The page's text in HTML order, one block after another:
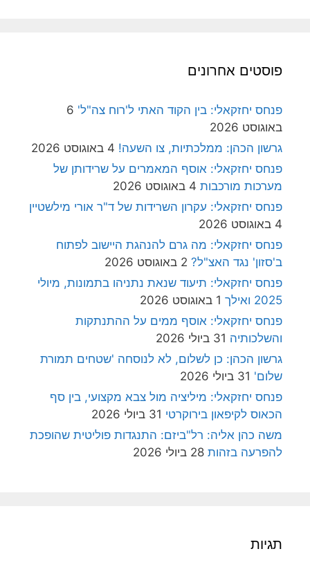
פוסטים אחרונים
פנחס יחזקאלי: בין הקוד האתי ל'רוח צה"ל' 6
באוגוסט 2026
גרשון הכהן: ממלכתיות, צו השעה! 4 באוגוסט 2026
פנחס יחזקאלי: אוסף המאמרים על שרידותן של
מערכות מורכבות 4 באוגוסט 2026
פנחס יחזקאלי: עקרון השרידות של ד"ר אורי מילשטיין
4 באוגוסט 2026
פנחס יחזקאלי: מה גרם להנהגת היישוב לפתוח
ב'סזון' נגד האצ"ל? 2 באוגוסט 2026
פנחס יחזקאלי: תיעוד שנאת נתניהו בתמונות, מיולי
2025 ואילך
1 באוגוסט 2026
פנחס יחזקאלי: אוסף ממים על ההתנתקות
והשלכותיה 31 ביולי 2026
גרשון הכהן: כן לשלום, לא לנוסחה 'שטחים תמורת
שלום' 31 ביולי 2026
פנחס יחזקאלי: מיליציה מול צבא מקצועי, בין סף
הכאוס לקיפאון בירוקרטי 31 ביולי 2026
משה כהן אליה: רל"ביזם: התנגדות פוליטית שהופכת
להפרעה בזהות 28 ביולי 2026
תגיות